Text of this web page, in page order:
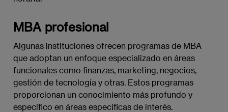
MBA profesional
Algunas instituciones ofrecen programas de MBA
que adoptan un enfoque especializado en áreas
funcionales como finanzas, marketing, negocios,
gestión de tecnología y otras. Estos programas
proporcionan un conocimiento más profundo y
específico en áreas específicas de interés.